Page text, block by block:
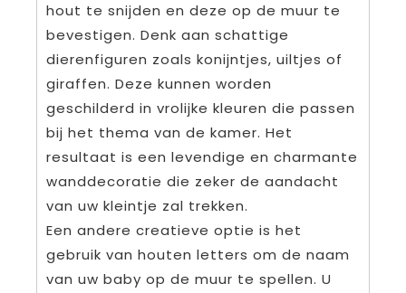
hout te snijden en deze op de muur te
bevestigen. Denk aan schattige
dierenfiguren zoals konijntjes, uiltjes of
giraffen. Deze kunnen worden
geschilderd in vrolijke kleuren die passen
bij het thema van de kamer. Het
resultaat is een levendige en charmante
wanddecoratie die zeker de aandacht
van uw kleintje zal trekken.
Een andere creatieve optie is het
gebruik van houten letters om de naam
van uw baby op de muur te spellen. U